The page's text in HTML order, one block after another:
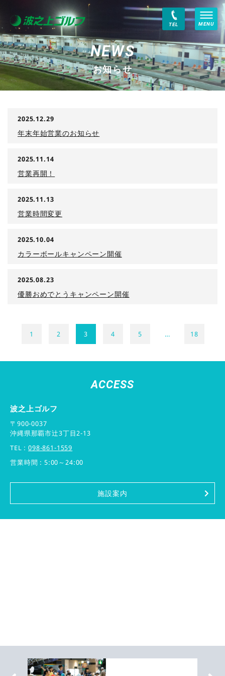
TEL MENU
お知らせ
2025.12.29
年末年始営業のお知らせ
2025.11.14
営業再開！
2025.11.13
営業時間変更
2025.10.04
カラーボールキャンペーン開催
2025.08.23
優勝おめでとうキャンペーン開催
1 2 3 4 5 … 18
ACCESS
波之上ゴルフ
〒900-0037
沖縄県那覇市辻3丁目2-13
TEL :098-861-1559
営業時間 : 5:00～24:00
施設案内